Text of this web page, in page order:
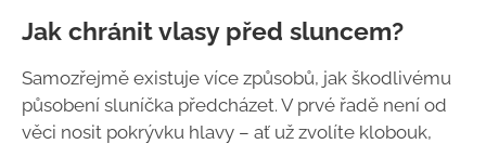
Jak chránit vlasy před sluncem?
Samozřejmě existuje více způsobů, jak škodlivému
působení sluníčka předcházet. V prvé řadě není od
věci nosit pokrývku hlavy – ať už zvolíte klobouk,